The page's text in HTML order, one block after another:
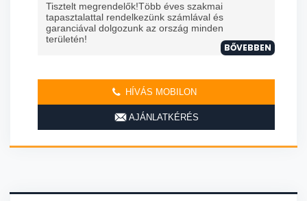
Tisztelt megrendelők!Több éves szakmai
tapasztalattal rendelkezünk számlával és
garanciával dolgozunk az ország minden
területén!
BŐVEBBEN
HÍVÁS MOBILON
AJÁNLATKÉRÉS